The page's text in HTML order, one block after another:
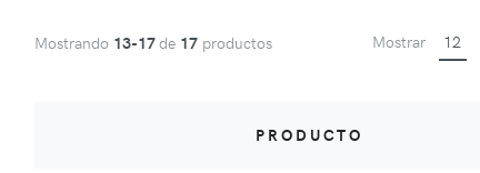
Mostrando 13-17de 17 productos Mostrar 12
PRODUCTO